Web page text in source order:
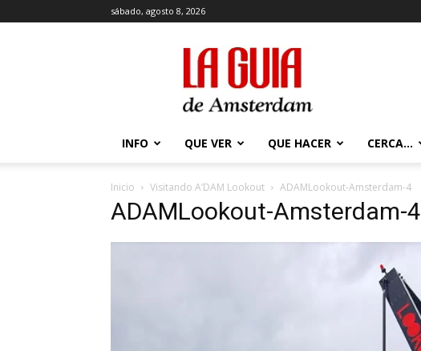
sábado, agosto 8, 2026
La
Guía
de
Amsterdam
INFO QUE VER QUE HACER CERCA…
Inicio Visitando A’DAM Lookout ADAMLookout-Amsterdam-4
ADAMLookout-Amsterdam-4